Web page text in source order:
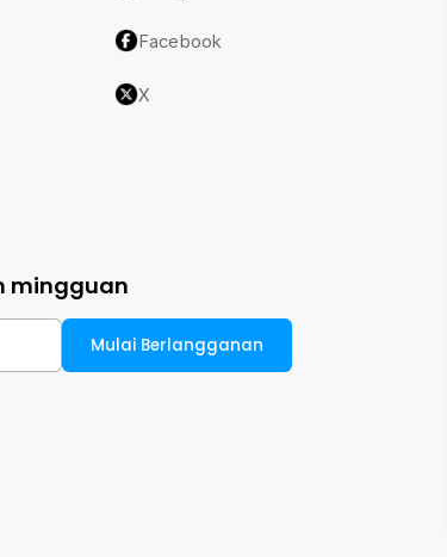
Facebook
X
mingguan
Mulai Berlangganan